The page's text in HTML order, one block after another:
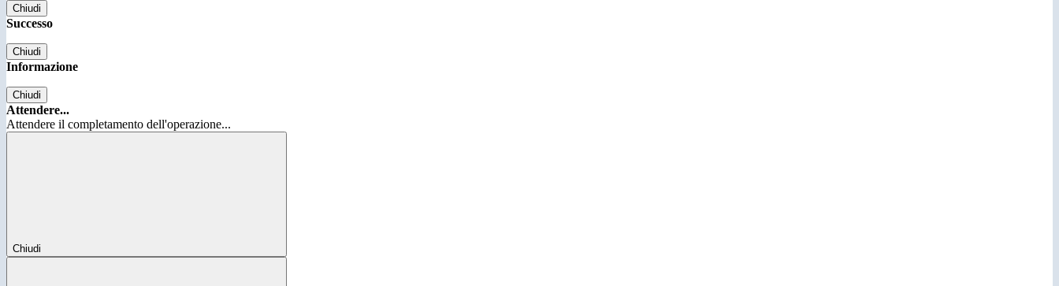
Chiudi
Successo
Chiudi
Informazione
Chiudi
Attendere...
Attendere il completamento dell'operazione...
Chiudi